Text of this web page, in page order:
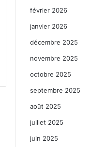
février 2026
janvier 2026
décembre 2025
novembre 2025
octobre 2025
septembre 2025
août 2025
juillet 2025
juin 2025